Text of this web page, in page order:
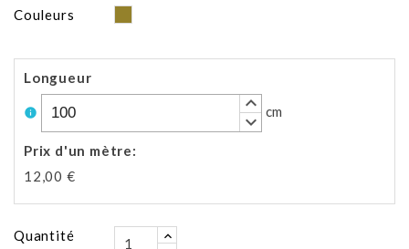
Couleurs Kaki
Longueur
info
keyboard_arrow_up
keyboard_arrow_down
cm
Prix d'un mètre:
12,00 €
Quantité